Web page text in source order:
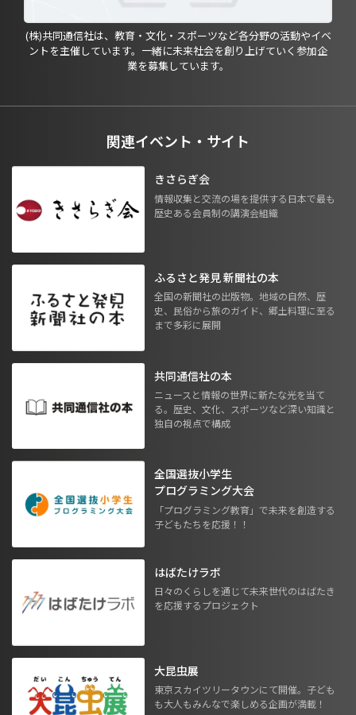
(株)共同通信社は、教育・文化・スポーツなど各分野の活動やイベ
ントを主催しています。一緒に未来社会を創り上げていく参加企
業を募集しています。
関連イベント・サイト
きさらぎ会
情報収集と交流の場を提供する日本で最も
歴史ある会員制の講演会組織
ふるさと発見 新聞社の本
全国の新聞社の出版物。地域の自然、歴
史、民俗から旅のガイド、郷土料理に至る
まで多彩に展開
共同通信社の本
ニュースと情報の世界に新たな光を当て
る。歴史、文化、スポーツなど深い知識と
独自の視点で構成
全国選抜小学生
プログラミング大会
「プログラミング教育」で未来を創造する
子どもたちを応援！！
はばたけラボ
日々のくらしを通じて未来世代のはばたき
を応援するプロジェクト
大昆虫展
東京スカイツリータウンにて開催。子ども
も大人もみんなで楽しめる企画が満載！